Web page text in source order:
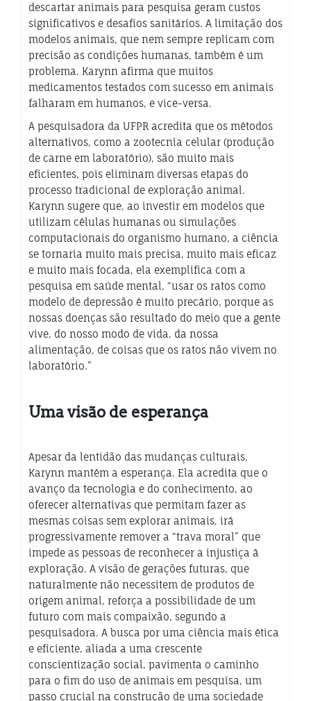
descartar animais para pesquisa geram custos
significativos e desafios sanitários. A limitação dos
modelos animais, que nem sempre replicam com
precisão as condições humanas, também é um
problema. Karynn afirma que muitos
medicamentos testados com sucesso em animais
falharam em humanos, e vice-versa.
A pesquisadora da UFPR acredita que os métodos
alternativos, como a zootecnia celular (produção
de carne em laboratório), são muito mais
eficientes, pois eliminam diversas etapas do
processo tradicional de exploração animal.
Karynn sugere que, ao investir em modelos que
utilizam células humanas ou simulações
computacionais do organismo humano, a ciência
se tornaria muito mais precisa, muito mais eficaz
e muito mais focada, ela exemplifica com a
pesquisa em saúde mental, “usar os ratos como
modelo de depressão é muito precário, porque as
nossas doenças são resultado do meio que a gente
vive, do nosso modo de vida, da nossa
alimentação, de coisas que os ratos não vivem no
laboratório.”
Uma visão de esperança
Apesar da lentidão das mudanças culturais,
Karynn mantém a esperança. Ela acredita que o
avanço da tecnologia e do conhecimento, ao
oferecer alternativas que permitam fazer as
mesmas coisas sem explorar animais, irá
progressivamente remover a “trava moral” que
impede as pessoas de reconhecer a injustiça à
exploração. A visão de gerações futuras, que
naturalmente não necessitem de produtos de
origem animal, reforça a possibilidade de um
futuro com mais compaixão, segundo a
pesquisadora. A busca por uma ciência mais ética
e eficiente, aliada a uma crescente
conscientização social, pavimenta o caminho
para o fim do uso de animais em pesquisa, um
passo crucial na construção de uma sociedade